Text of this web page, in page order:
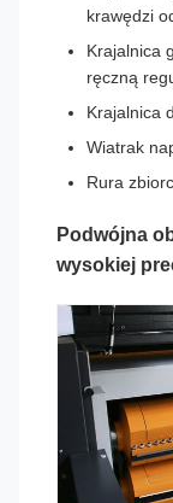
krawędzi
Krajalnica
ręczną
Krajalnica
Wiatrak
Rura
Podwójna
wysokiej